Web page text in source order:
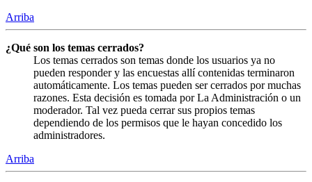
Arriba
¿Qué son los temas cerrados?
Los temas cerrados son temas donde los usuarios ya no
pueden responder y las encuestas allí contenidas terminaron
automáticamente. Los temas pueden ser cerrados por muchas
razones. Esta decisión es tomada por La Administración o un
moderador. Tal vez pueda cerrar sus propios temas
dependiendo de los permisos que le hayan concedido los
administradores.
Arriba